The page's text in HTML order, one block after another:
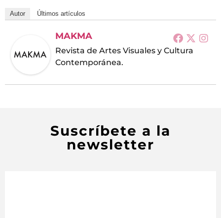
Autor Últimos artículos
MAKMA
Revista de Artes Visuales y Cultura
Contemporánea.
Suscríbete a la
newsletter